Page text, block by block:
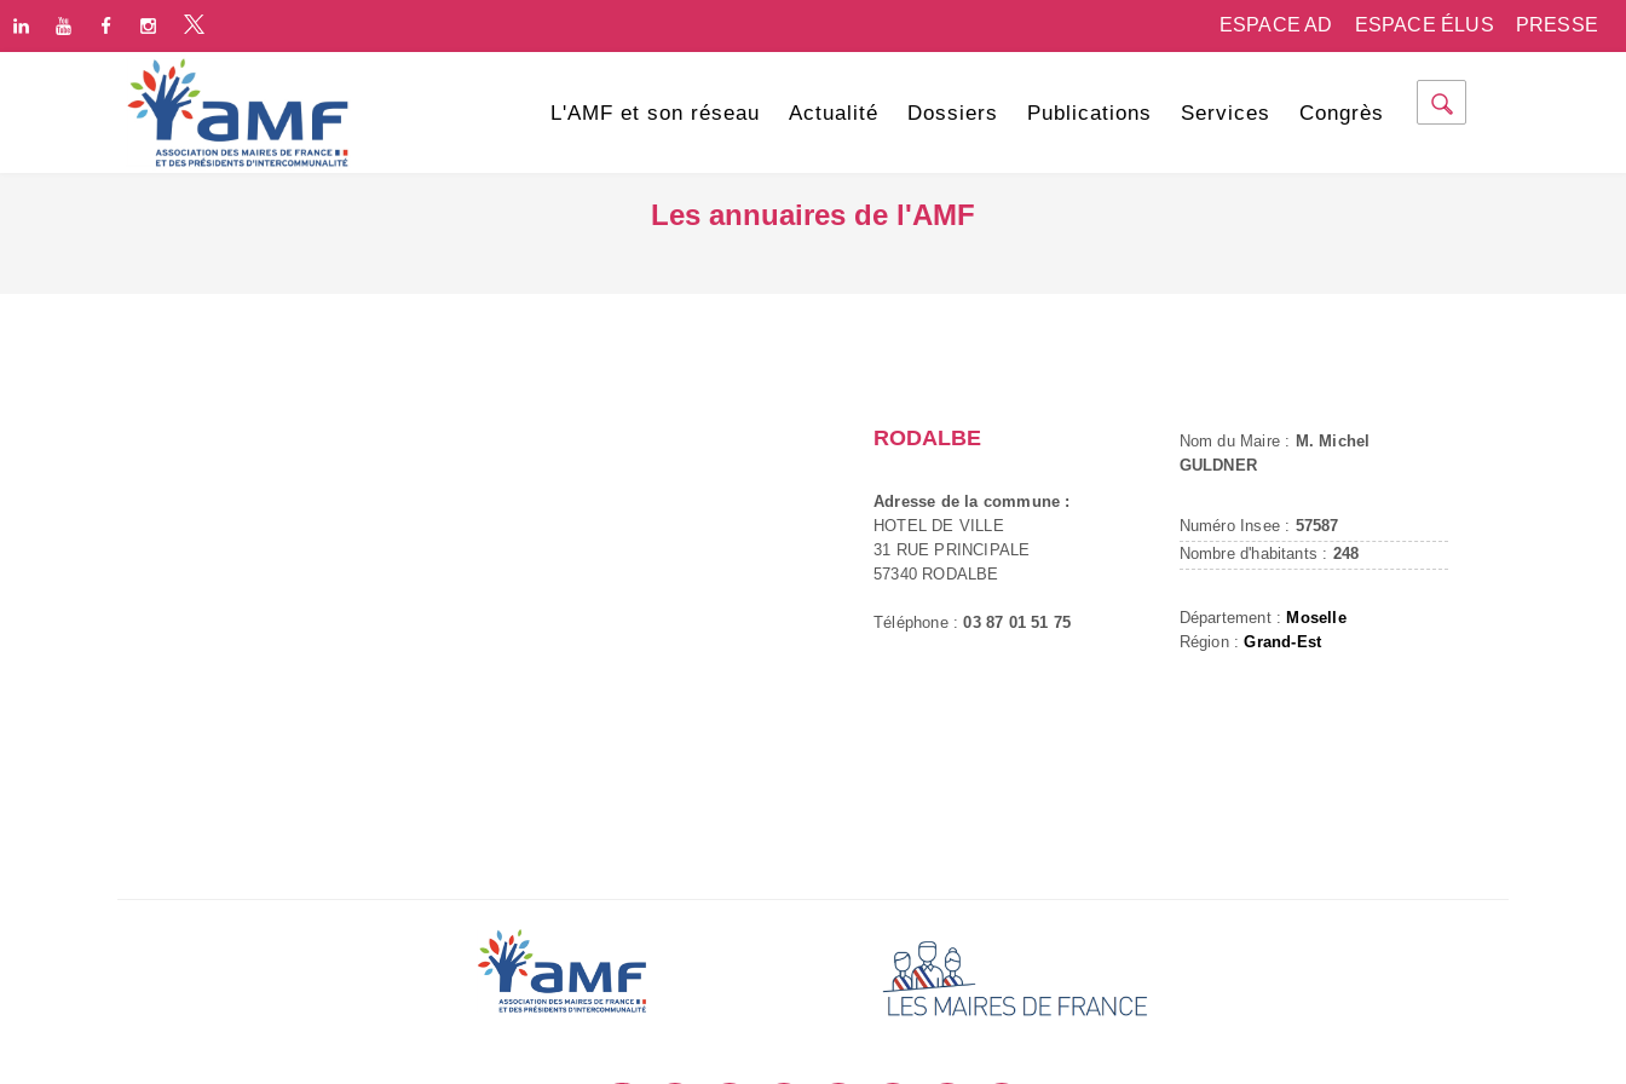
PRESSE
ESPACE ÉLUS
ESPACE AD
L'AMF et son réseau Actualité Dossiers Publications Services Congrès
Les annuaires de l'AMF
RODALBE
Adresse de la commune :
HOTEL DE VILLE
31 RUE PRINCIPALE
57340 RODALBE
Téléphone :03 87 01 51 75
Nom du Maire : M. Michel
GULDNER
Numéro Insee : 57587
Nombre d'habitants : 248
Département : Moselle
Région :Grand-Est